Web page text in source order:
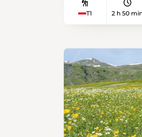
majestätischen
T1 2 h 50